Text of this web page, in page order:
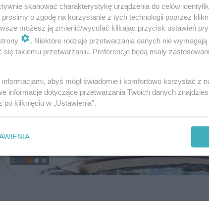
skanować charakterystykę urządzenia do celów
o zgodę na korzystanie z tych technologii poprzez
możesz ją zmienić/wycofać klikając przycisk ustawień
. Niektóre rodzaje przetwarzania danych nie
takiemu przetwarzaniu. Preferencje będą miały
abyś mógł świadomie i komfortowo korzystać z
informacje dotyczące przetwarzania Twoich danych
po kliknięciu w „Ustawienia”.